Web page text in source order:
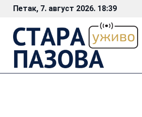
Петак, 7. август 2026. 18:39